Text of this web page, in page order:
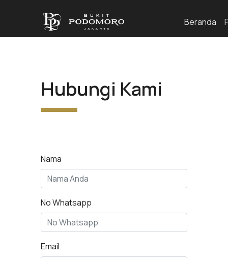
Beranda
Hubungi Kami
Nama
No Whatsapp
Email